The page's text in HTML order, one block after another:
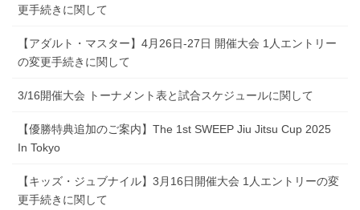
更手続きに関して
【アダルト・マスター】4月26日-27日 開催大会 1人エントリー
の変更手続きに関して
3/16開催大会 トーナメント表と試合スケジュールに関して
【優勝特典追加のご案内】The 1st SWEEP Jiu Jitsu Cup 2025
In Tokyo
【キッズ・ジュブナイル】3月16日開催大会 1人エントリーの変
更手続きに関して